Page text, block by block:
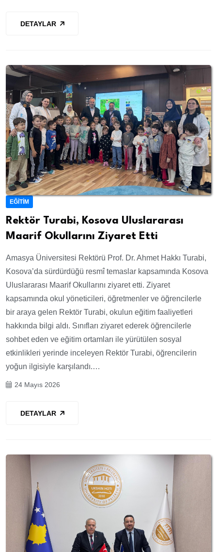
DETAYLAR
EĞITIM
Rektör Turabi, Kosova Uluslararası
Maarif Okullarını Ziyaret Etti
Amasya Üniversitesi Rektörü Prof. Dr. Ahmet Hakkı Turabi,
Kosova’da sürdürdüğü resmî temaslar kapsamında Kosova
Uluslararası Maarif Okullarını ziyaret etti. Ziyaret
kapsamında okul yöneticileri, öğretmenler ve öğrencilerle
bir araya gelen Rektör Turabi, okulun eğitim faaliyetleri
hakkında bilgi aldı. Sınıfları ziyaret ederek öğrencilerle
sohbet eden ve eğitim ortamları ile yürütülen sosyal
etkinlikleri yerinde inceleyen Rektör Turabi, öğrencilerin
yoğun ilgisiyle karşılandı.…
24 Mayıs 2026
DETAYLAR